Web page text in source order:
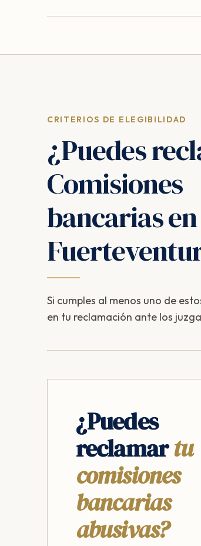
CRITERIOS DE ELEGIBILIDAD
¿Puedes
Comisiones
bancarias en
Si cumples al menos uno de
en tu reclamación ante los
¿Puedes
reclamartu
comisiones
bancarias
abusivas?